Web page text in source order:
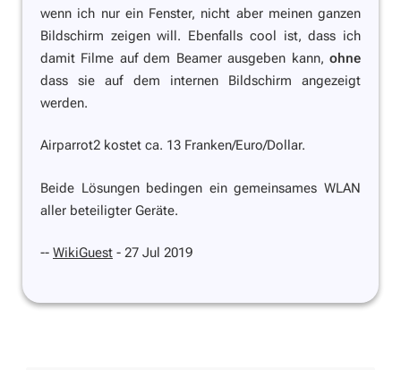
wenn ich nur ein Fenster, nicht aber meinen ganzen
Bildschirm zeigen will. Ebenfalls cool ist, dass ich
damit Filme auf dem Beamer ausgeben kann, ohne
dass sie auf dem internen Bildschirm angezeigt
werden.
Airparrot2 kostet ca. 13 Franken/Euro/Dollar.
Beide Lösungen bedingen ein gemeinsames WLAN
aller beteiligter Geräte.
-- WikiGuest - 27 Jul 2019